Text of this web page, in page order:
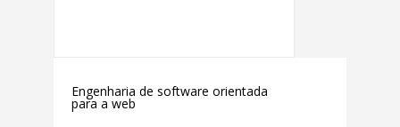
Engenharia de software orientada
para a web